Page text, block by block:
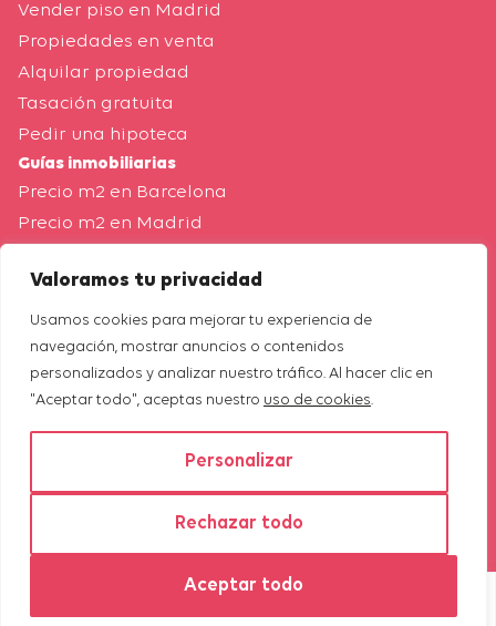
Valoramos tu privacidad
Usamos cookies para mejorar tu experiencia de
navegación, mostrar anuncios o contenidos
personalizados y analizar nuestro tráfico. Al hacer clic en
"Aceptar todo", aceptas nuestro uso de cookies.
Personalizar
Rechazar todo
Aceptar todo
Vender piso en Madrid
Propiedades en venta
Alquilar propiedad
Tasación gratuita
Pedir una hipoteca
Guías inmobiliarias
Precio m2 en Barcelona
Precio m2 en Madrid
Tasación de vivienda Madrid
Blog
Nuestra empresa
Quiénes somos
Inmobiliaria en Barcelona
Inmobiliaria en Madrid
Mapa del sitio
Properfy 2026 Política de privacidad Aviso legal
Política de cookies
Made with 🤍 byAgencia SEO Orbitalia